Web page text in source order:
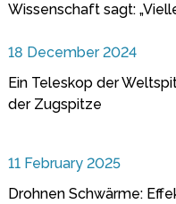
Wissenschaft sagt:
18 December 2024
Ein Teleskop der
der Zugspitze
11 February 2025
Drohnen Schwärme: